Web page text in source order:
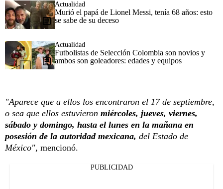
Actualidad
Murió el papá de Lionel Messi, tenía 68 años: esto
se sabe de su deceso
Actualidad
Futbolistas de Selección Colombia son novios y
ambos son goleadores: edades y equipos
"Aparece que a ellos los encontraron el 17 de septiembre,
o sea que ellos estuvieron miércoles, jueves, viernes,
sábado y domingo, hasta el lunes en la mañana en
posesión de la autoridad mexicana, del Estado de
México", mencionó.
PUBLICIDAD